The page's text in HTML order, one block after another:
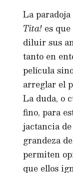
La
Tita! es
diluir sus
tanto en
película
arreglar el
La duda, o
fino, para
jactancia
grandeza
permiten
que ellos